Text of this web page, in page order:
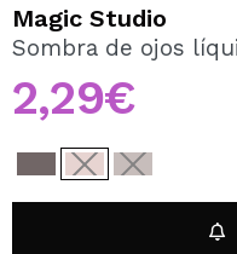
Al crear una cuenta en
tus compras
pedidos y consultar tus
Magic Studio
Sombra de ojos
2,29€